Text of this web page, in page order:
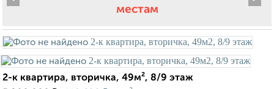
местам
2-к квартира, вторичка, 49м², 8/9 этаж